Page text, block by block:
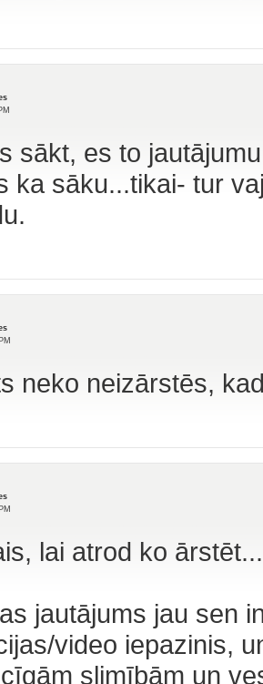
sākt, es to
ka sāku...tikai- tur
neko neizārstēs,
lai atrod ko ārstēt...
jautājums jau sen
video iepazinis,
slimībām un